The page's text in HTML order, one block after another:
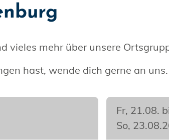
vieles mehr über unsere
hast, wende dich gerne an uns.
Fr, 21.08.
So,